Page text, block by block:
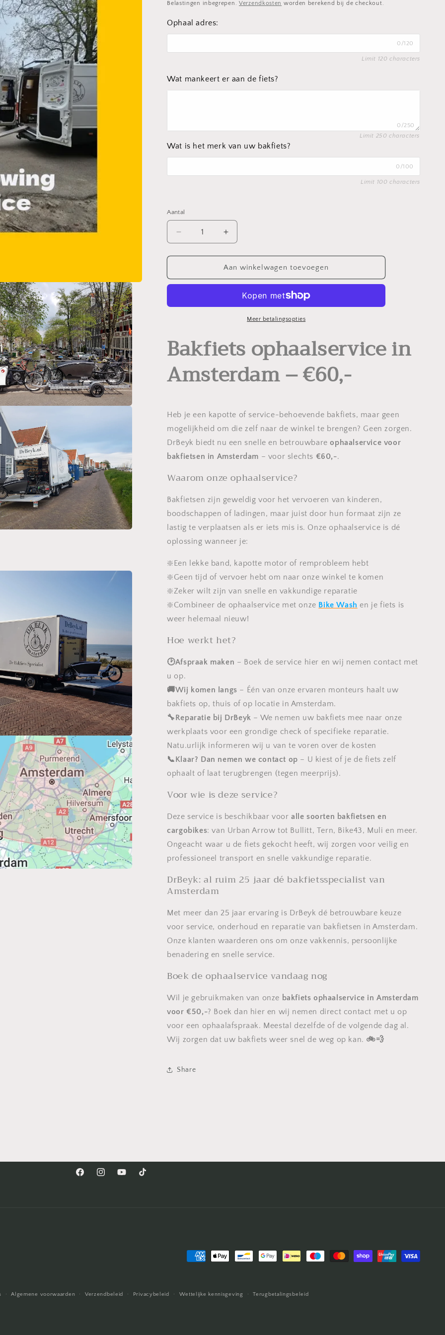
prijs
Belastingen inbegrepen. Verzendkosten worden berekend bij de checkout.
Ophaal adres:
0/120
Limit 120 characters
Wat mankeert er aan de fiets?
0/250
Limit 250 characters
Wat is het merk van uw bakfiets?
0/100
Limit 100 characters
Aantal
Aantal
verlagen
voor
ophaal
Aantal
verhogen
voor
Bakfiets
ophaal
Aan winkelwagen toevoegen
Meer betalingsopties
Bakfiets ophaalservice in
Amsterdam – €60,-
Heb je een kapotte of service-behoevende bakfiets, maar geen
mogelijkheid om die zelf naar de winkel te brengen? Geen zorgen.
DrBeyk biedt nu een snelle en betrouwbareophaalservice voor
bakfietsen in Amsterdam – voor slechts €60,-.
Waarom onze ophaalservice?
Bakfietsen zijn geweldig voor het vervoeren van kinderen,
boodschappen of ladingen, maar juist door hun formaat zijn ze
lastig te verplaatsen als er iets mis is. Onze ophaalservice is dé
oplossing wanneer je:
❇️Een lekke band, kapotte motor of remprobleem hebt
❇️Geen tijd of vervoer hebt om naar onze winkel te komen
❇️Zeker wilt zijn van snelle en vakkundige reparatie
❇️Combineer de ophaalservice met onze Bike Wash en je fiets is
weer helemaal nieuw!
Hoe werkt het?
🕑Afspraak maken – Boek de service hier en wij nemen contact met
u op.
🚚Wij komen langs – Één van onze ervaren monteurs haalt uw
bakfiets op, thuis of op locatie in Amsterdam.
🔧 Reparatie bij DrBeyk – We nemen uw bakfiets mee naar onze
werkplaats voor een grondige check of specifieke reparatie.
Natu.urlijk informeren wij u van te voren over de kosten
📞 Klaar? Dan nemen we contact op – U kiest of je de fiets zelf
ophaalt of laat terugbrengen (tegen meerprijs).
Voor wie is deze service?
Deze service is beschikbaar voor alle soorten bakfietsen en
cargobikes: van Urban Arrow tot Bullitt, Tern, Bike43, Muli en meer.
Ongeacht waar u de fiets gekocht heeft, wij zorgen voor veilig en
professioneel transport en snelle vakkundige reparatie.
DrBeyk: al ruim 25 jaar dé bakfietsspecialist van
Amsterdam
Met meer dan 25 jaar ervaring is DrBeyk dé betrouwbare keuze
voor service, onderhoud en reparatie van bakfietsen in Amsterdam.
Onze klanten waarderen ons om onze vakkennis, persoonlijke
benadering en snelle service.
Boek de ophaalservice vandaag nog
Wil je gebruikmaken van onze bakfiets ophaalservice in Amsterdam
voor €50,-? Boek dan hier en wij nemen direct contact met u op
voor een ophaalafspraak. Meestal dezelfde of de volgende dag al.
Wij zorgen dat uw bakfiets weer snel de weg op kan. 🚲💨
Share
FacebookInstagramYouTubeTikTok
Betaalmethoden
Algemene voorwaarden Verzendbeleid Privacybeleid Wettelijke kennisgeving Terugbetalingsbeleid